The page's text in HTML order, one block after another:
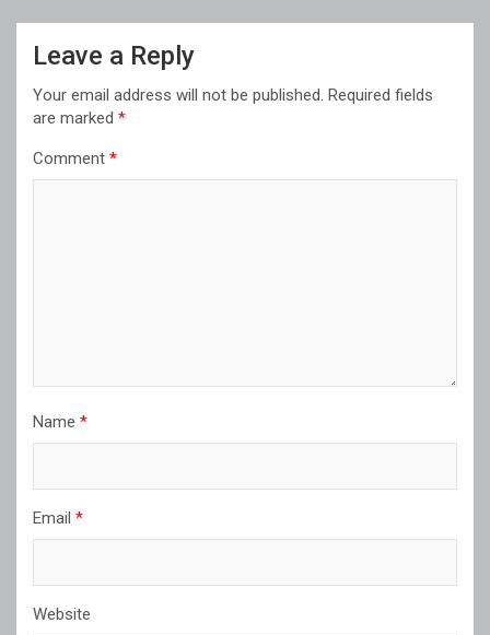
Leave a Reply
Your email address will not be published. Required fields
are marked *
Comment *
Name *
Email *
Website